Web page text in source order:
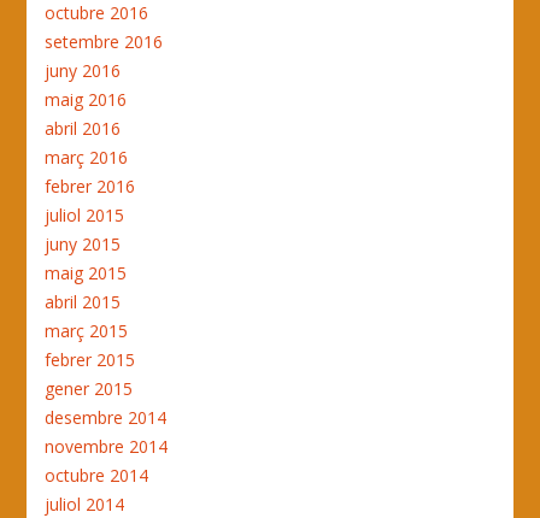
octubre 2016
setembre 2016
juny 2016
maig 2016
abril 2016
març 2016
febrer 2016
juliol 2015
juny 2015
maig 2015
abril 2015
març 2015
febrer 2015
gener 2015
desembre 2014
novembre 2014
octubre 2014
juliol 2014